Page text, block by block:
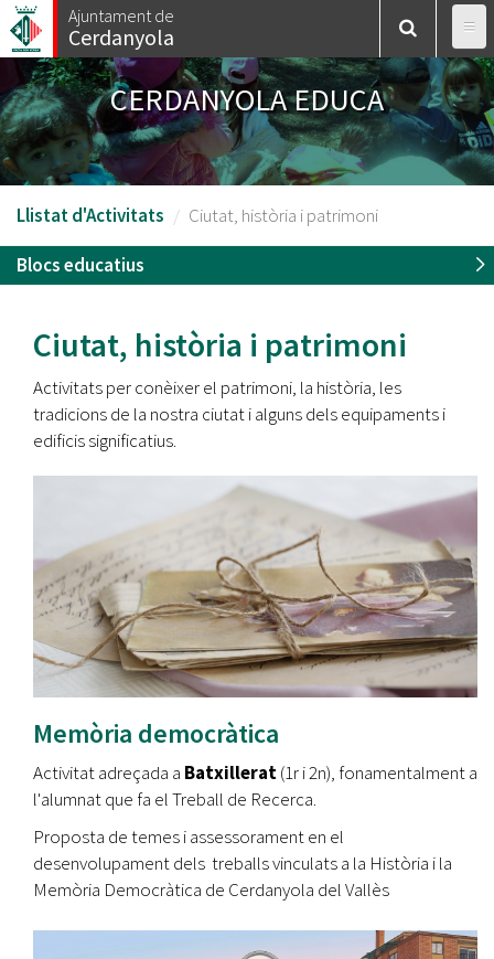
Vés
al
contingut
Ajuntament de
Cerdanyola
CERDANYOLA EDUCA
Llistat d'Activitats Ciutat, història i patrimoni
Blocs educatius
Ciutat, història i patrimoni
Activitats per conèixer el patrimoni, la història, les
tradicions de la nostra ciutat i alguns dels equipaments i
edificis significatius.
Memòria democràtica
Activitat adreçada a Batxillerat​ (1r i 2n), fonamentalment a
l'alumnat que fa el Treball de Recerca.
Proposta de temes i assessorament en el
desenvolupament dels treballs vinculats a la Història i la
Memòria Democràtica de Cerdanyola del Vallès